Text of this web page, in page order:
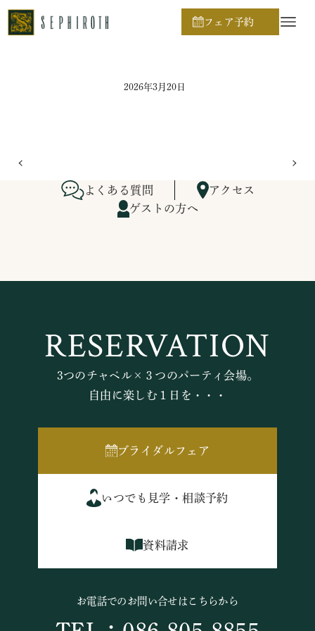
フェア予約
ホーム
2026年3月20日
よくある質問
アクセス
ゲストの方へ
RESERVATION
3つのチャペル×３つのパーティ会場。
自由に楽しむ１日を・・・
ブライダルフェア
いつでも見学・相談予約
資料請求
お電話でのお問い合せはこちらから